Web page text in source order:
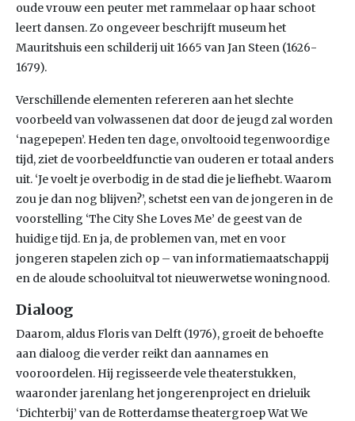
oude vrouw een peuter met rammelaar op haar schoot
leert dansen. Zo ongeveer beschrijft museum het
Mauritshuis een schilderij uit 1665 van Jan Steen (1626-
1679).
Verschillende elementen refereren aan het slechte
voorbeeld van volwassenen dat door de jeugd zal worden
‘nagepepen’. Heden ten dage, onvoltooid tegenwoordige
tijd, ziet de voorbeeldfunctie van ouderen er totaal anders
uit. ‘Je voelt je overbodig in de stad die je liefhebt. Waarom
zou je dan nog blijven?’, schetst een van de jongeren in de
voorstelling ‘The City She Loves Me’ de geest van de
huidige tijd. En ja, de problemen van, met en voor
jongeren stapelen zich op – van informatiemaatschappij
en de aloude schooluitval tot nieuwerwetse woningnood.
Dialoog
Daarom, aldus Floris van Delft (1976), groeit de behoefte
aan dialoog die verder reikt dan aannames en
vooroordelen. Hij regisseerde vele theaterstukken,
waaronder jarenlang het jongerenproject en drieluik
‘Dichterbij’ van de Rotterdamse theatergroep Wat We